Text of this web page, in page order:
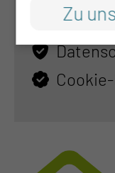
Zu